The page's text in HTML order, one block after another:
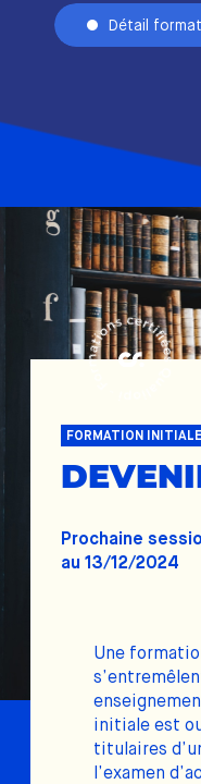
Détail
FORMATION INITIALE
Prochaine
au 13/12/2024
Une
initiale est
titulaires
l’examen